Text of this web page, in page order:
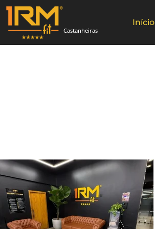
Castanheiras
Início